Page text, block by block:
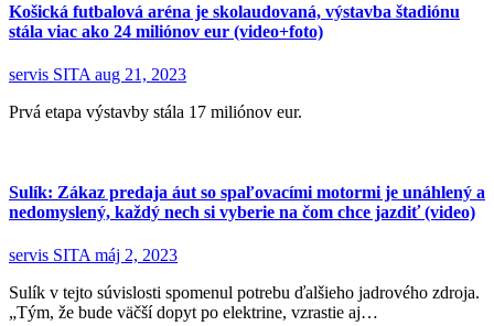
Košická futbalová aréna je skolaudovaná, výstavba štadiónu
stála viac ako 24 miliónov eur (video+foto)
servis SITA aug 21, 2023
Prvá etapa výstavby stála 17 miliónov eur.
Sulík: Zákaz predaja áut so spaľovacími motormi je unáhlený a
nedomyslený, každý nech si vyberie na čom chce jazdiť (video)
servis SITA máj 2, 2023
Sulík v tejto súvislosti spomenul potrebu ďalšieho jadrového zdroja.
„Tým, že bude väčší dopyt po elektrine, vzrastie aj…